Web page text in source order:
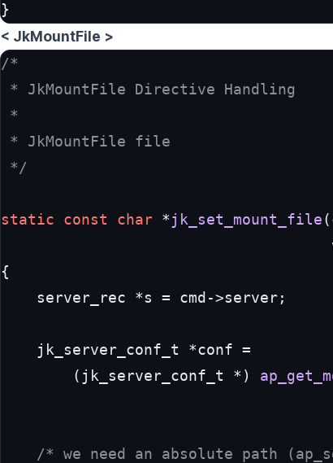
}
< JkMountFile >
/*
* JkMountFile Directive Handling
*
* JkMountFile file
*/
static const char *jk_set_mount_file
{
    server_rec *s = cmd
->server;
    jk_server_conf_t *conf =
        (jk_server_conf_t *)
/* we need an absolute path